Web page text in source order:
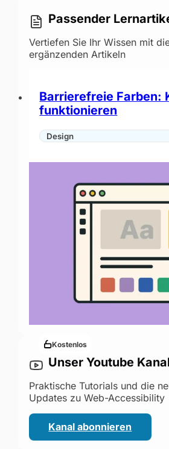
Passender
Vertiefen Sie Ihr Wissen mit
ergänzenden Artikeln
Barrierefreie Farben:
funktionieren
Design
Kostenlos
Unser Youtube Kanal
Praktische Tutorials und die
Updates zu Web-Accessibility
Kanal abonnieren
(öffnet im neuen Fenster)